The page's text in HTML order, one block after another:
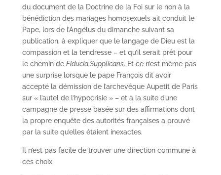
du document de la Doctrine de la Foi sur le non à la
bénédiction des mariages homosexuels ait conduit le
Pape, lors de l’Angélus du dimanche suivant sa
publication, à expliquer que le langage de Dieu est la
compassion et la tendresse – et qu’il serait prêt pour
le chemin de Fiducia Supplicans. Et ce n’est même pas
une surprise lorsque le pape François dit avoir
accepté la démission de l’archevêque Aupetit de Paris
sur « l’autel de l’hypocrisie » – et à la suite d’une
campagne de presse basée sur des affirmations dont
la propre enquête des autorités françaises a prouvé
par la suite qu’elles étaient inexactes.
Il n’est pas facile de trouver une direction commune à
ces choix.